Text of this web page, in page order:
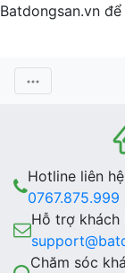
Batdongsan.vn
Hotline liên hệ
0767.875.999
Hỗ trợ khách
Chăm sóc